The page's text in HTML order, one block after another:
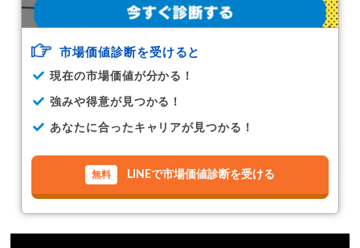
市場価値診断を受けると
現在の市場価値が分かる！
強みや得意が見つかる！
あなたに合ったキャリアが見つかる！
LINEで市場価値診断を受ける